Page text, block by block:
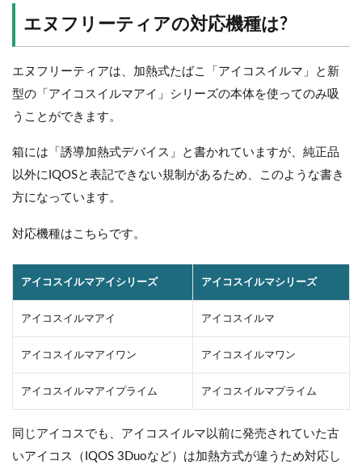
エヌフリーティアの対応機種は?
エヌフリーティアは、加熱式たばこ「アイコスイルマ」と新
型の「アイコスイルマアイ」シリーズの本体を使ってのみ吸
うことができます。
箱には「誘導加熱式デバイス」と書かれていますが、純正品
以外にIQOSと表記できない規制があるため、このような書き
方になっています。
対応機種はこちらです。
アイコスイルマアイシリーズ アイコスイルマシリーズ
アイコスイルマアイ アイコスイルマ
アイコスイルマアイワン アイコスイルマワン
アイコスイルマアイプライム アイコスイルマプライム
同じアイコスでも、アイコスイルマ以前に発売されていた古
いアイコス（IQOS 3Duoなど）は加熱方式が違うため対応し